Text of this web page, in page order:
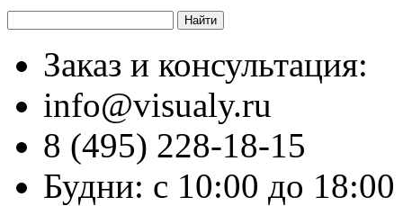
Заказ и консультация:
info@visualy.ru
8 (495) 228-18-15
Будни: с 10:00 до 18:00